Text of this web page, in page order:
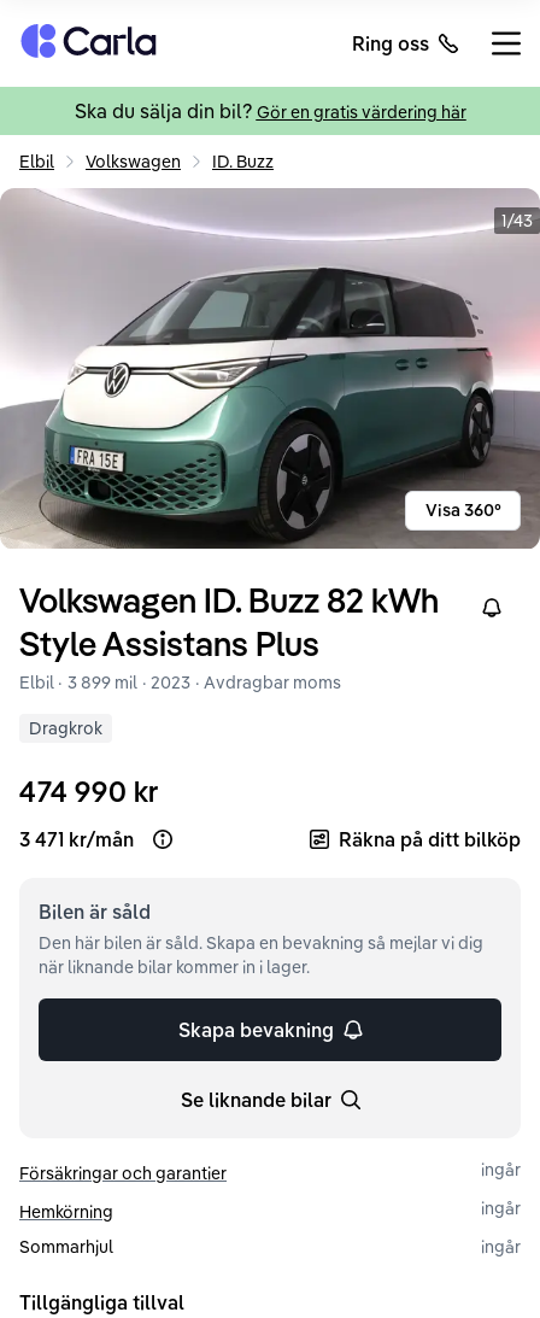
Tillbaka till startsidan Ring oss
Ska du sälja din bil? Gör en gratis värdering här
Elbil Volkswagen ID. Buzz
1/43
Visa 360°
Volkswagen ID. Buzz 82 kWh
Style Assistans Plus
Right
Elbil · 3 899 mil · 2023 · Avdragbar moms
Dragkrok
474 990 kr
3 471 kr/mån Open loan example Räkna på ditt bilköp
Bilen är såld
Den här bilen är såld. Skapa en bevakning så mejlar vi dig
när liknande bilar kommer in i lager.
Skapa bevakning
Se liknande bilar
Försäkringar och garantier
ingår
Hemkörning
ingår
Sommarhjul
ingår
Tillgängliga tillval